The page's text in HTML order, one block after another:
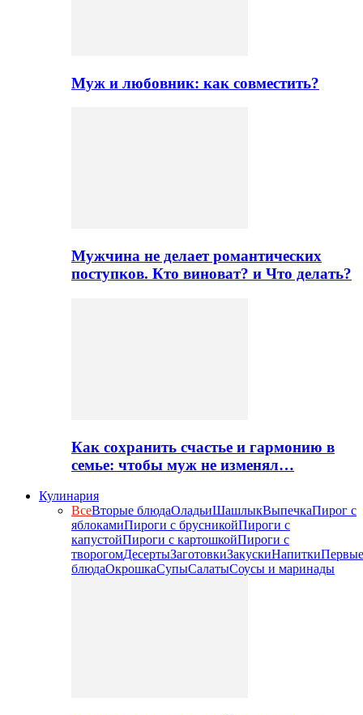
Муж и любовник: как совместить?
Мужчина не делает романтических
поступков. Кто виноват? и Что делать?
Как сохранить счастье и гармонию в
семье: чтобы муж не изменял…
Кулинария
ВсеВторые блюдаОладьиШашлыкВыпечкаПирог с
яблокамиПироги с брусникойПироги с
капустойПироги с картошкойПироги с
творогомДесертыЗаготовкиЗакускиНапиткиПервые
блюдаОкрошкаСупыСалатыСоусы и маринады